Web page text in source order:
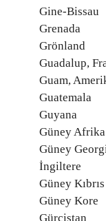
Gine-Bissau
Grenada
Grönland
Guadalup,
Guam,
Guatemala
Guyana
Güney Afrika
Güney
İngiltere
Güney
Güney Kore
Gürcistan